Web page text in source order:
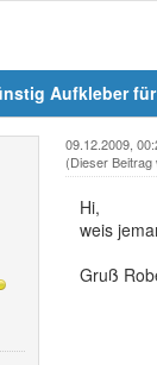
Aufkleber
09.12.2009,
(Dieser
Hi,
weis
Gruß